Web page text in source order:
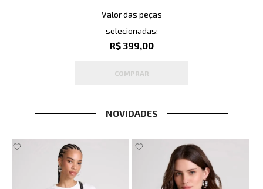
Valor das peças
selecionadas:
R$ 399,00
COMPRAR
NOVIDADES